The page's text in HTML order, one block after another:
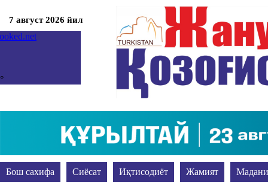
7 август 2026 йил
07
prev
Бош сахифа Сиёсат Иқтисодиёт Жамият